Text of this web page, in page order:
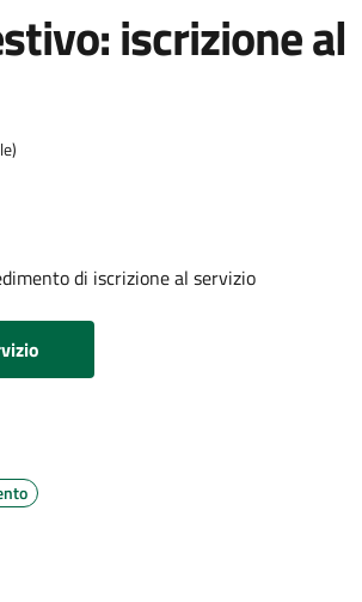
iscrizione al
di iscrizione al servizio